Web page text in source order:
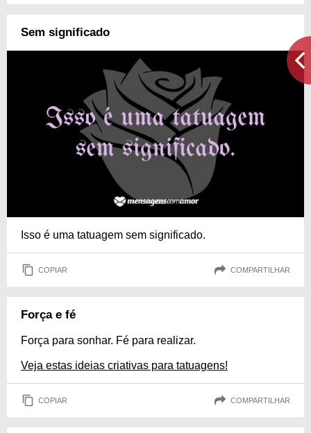
Sem significado
Isso é uma tatuagem sem significado.
COPIAR COMPARTILHAR
Força e fé
Força para sonhar. Fé para realizar.
Veja estas ideias criativas para tatuagens!
COPIAR COMPARTILHAR